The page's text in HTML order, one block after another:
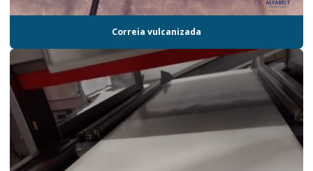
Correia vulcanizada